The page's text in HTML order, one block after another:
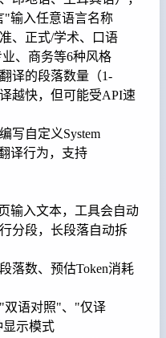
"输入任意语言名称
、正式/学术、口语
、商务等6种风格
译的段落数量（1-
越快，但可能受API速
写自定义System
译行为，支持
输入文本，工具会自动
分段，长段落自动拆
落数、预估Token消耗
双语对照"、"仅译
示模式